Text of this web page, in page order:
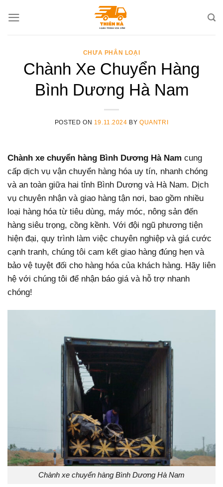
CHƯA PHÂN LOẠI
Chành Xe Chuyển Hàng
Bình Dương Hà Nam
POSTED ON 19.11.2024 BYQUANTRI
Chành xe chuyển hàng Bình Dương Hà Nam cung
cấp dịch vụ vận chuyển hàng hóa uy tín, nhanh chóng
và an toàn giữa hai tỉnh Bình Dương và Hà Nam. Dịch
vụ chuyên nhận và giao hàng tận nơi, bao gồm nhiều
loại hàng hóa từ tiêu dùng, máy móc, nông sản đến
hàng siêu trọng, cồng kềnh. Với đội ngũ phương tiện
hiện đại, quy trình làm việc chuyên nghiệp và giá cước
cạnh tranh, chúng tôi cam kết giao hàng đúng hẹn và
bảo vệ tuyệt đối cho hàng hóa của khách hàng. Hãy liên
hệ với chúng tôi để nhận báo giá và hỗ trợ nhanh
chóng!
Chành xe chuyển hàng Bình Dương Hà Nam